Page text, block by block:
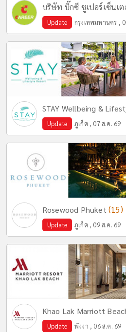
บริษัท บิ๊กซี ซูเปอร์เซ็นเ
Update กรุงเทพมหานคร ,
STAY Wellbeing &
Update ภูเก็ต , 07 ส.ค. 69
Rosewood Phuket (15)
Update ภูเก็ต , 09 ส.ค. 69
Khao Lak Marriott
Update พังงา , 06 ส.ค. 69